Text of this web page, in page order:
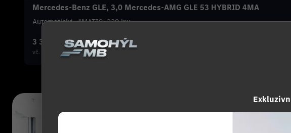
Sleva 176 345 Kč
Mercedes-Benz GLE, 3,0 Mercedes-AMG GLE 53 HYBRID 4MA
Automatická, 4MATIC, 330 kw, …
3 362 590 Kč
vč. DPH